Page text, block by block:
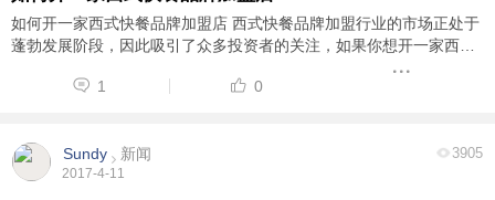
如何开一家西式快餐品牌加盟店 西式快餐品牌加盟行业的市场正处于
蓬勃发展阶段，因此吸引了众多投资者的关注，如果你想开一家西式
快餐品牌加盟店时，一般会遇到一些关于开西式快餐品牌加盟店的诸
多问题，首先就是有很多投资者不知道开 ...
1 0
Sundy 新闻
2017-4-11
3905